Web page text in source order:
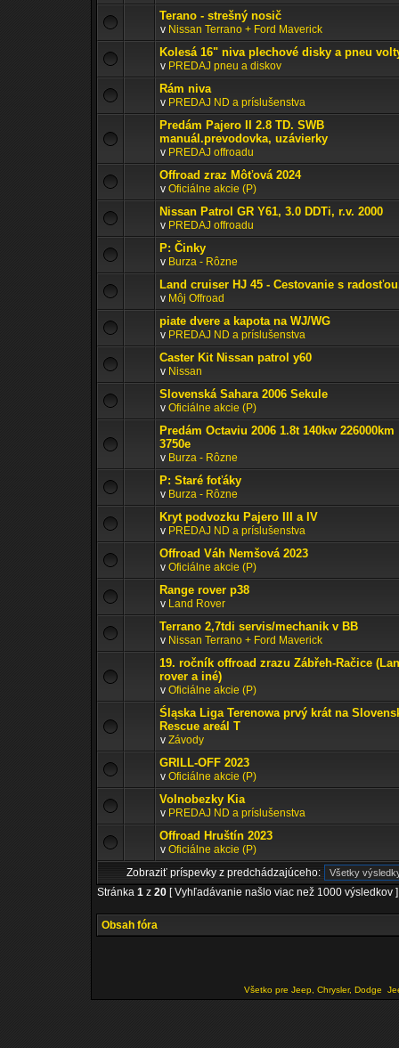
Terano - strešný nosič
v Nissan Terrano + Ford Maverick
Kolesá 16" niva plechové disky a pneu
v PREDAJ pneu a diskov
Rám niva
v PREDAJ ND a príslušenstva
Predám Pajero II 2.8 TD. SWB
manuál.prevodovka, uzávierky
v PREDAJ offroadu
Offroad zraz Môťová 2024
v Oficiálne akcie (P)
Nissan Patrol GR Y61, 3.0 DDTi, r.v. 2000
v PREDAJ offroadu
P: Činky
v Burza - Rôzne
Land cruiser HJ 45 - Cestovanie s
v Môj Offroad
piate dvere a kapota na WJ/WG
v PREDAJ ND a príslušenstva
Caster Kit Nissan patrol y60
v Nissan
Slovenská Sahara 2006 Sekule
v Oficiálne akcie (P)
Predám Octaviu 2006 1.8t 140kw 226000km
3750e
v Burza - Rôzne
P: Staré foťáky
v Burza - Rôzne
Kryt podvozku Pajero III a IV
v PREDAJ ND a príslušenstva
Offroad Váh Nemšová 2023
v Oficiálne akcie (P)
Range rover p38
v Land Rover
Terrano 2,7tdi servis/mechanik v BB
v Nissan Terrano + Ford Maverick
19. ročník offroad zrazu Zábřeh-Račice
rover a iné)
v Oficiálne akcie (P)
Śląska Liga Terenowa prvý krát na
Rescue areál T
v Závody
GRILL-OFF 2023
v Oficiálne akcie (P)
Volnobezky Kia
v PREDAJ ND a príslušenstva
Offroad Hruštín 2023
v Oficiálne akcie (P)
Zobraziť príspevky z predchádzajúceho:
Stránka 1 z 20 [ Vyhľadávanie našlo viac než 1000 výsledkov ]
Obsah fóra
Všetko pre Jeep, Chrysler, Dodge